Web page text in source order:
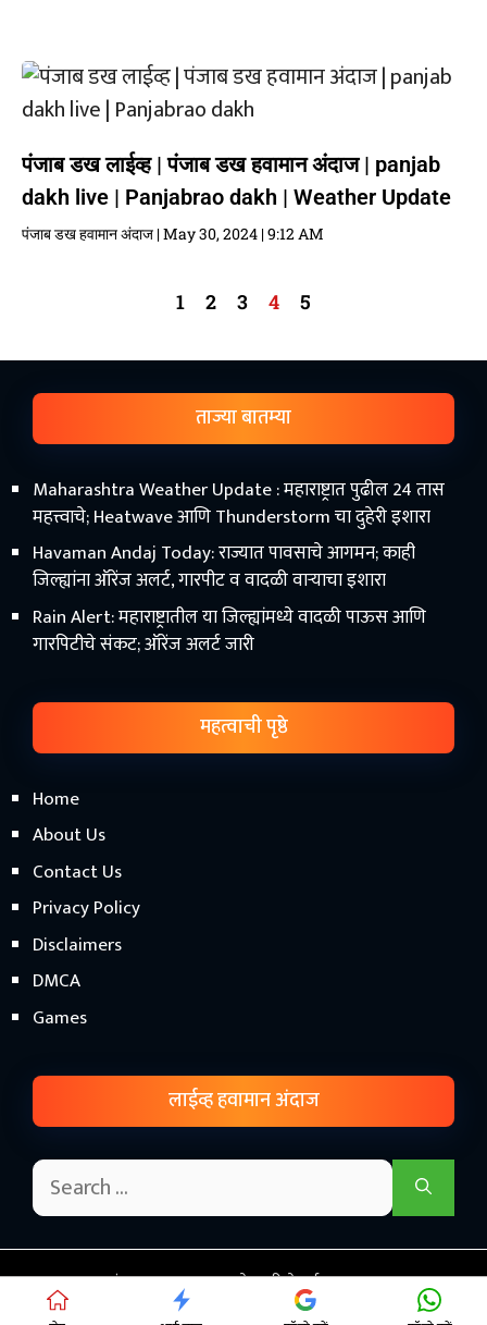
पंजाब डख लाईव्ह | पंजाब डख हवामान अंदाज | panjab
dakh live | Panjabrao dakh | Weather Update
पंजाब डख हवामान अंदाज May 30, 2024 9:12 AM
1 2 3 4 5
ताज्या बातम्या
Maharashtra Weather Update : महाराष्ट्रात पुढील 24 तास
महत्त्वाचे; Heatwave आणि Thunderstorm चा दुहेरी इशारा
Havaman Andaj Today: राज्यात पावसाचे आगमन; काही
जिल्ह्यांना ऑरेंज अलर्ट, गारपीट व वादळी वाऱ्याचा इशारा
Rain Alert: महाराष्ट्रातील या जिल्ह्यांमध्ये वादळी पाऊस आणि
गारपिटीचे संकट; ऑरेंज अलर्ट जारी
महत्वाची पृष्ठे
Home
About Us
Contact Us
Privacy Policy
Disclaimers
DMCA
Games
लाईव्ह हवामान अंदाज
© हवामान अंदाज महाराष्ट्र 2026 - शेतकरी सेवार्थ.! • Proudly Hosted
onThis Cloud Hosting